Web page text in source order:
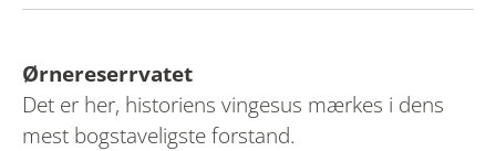
Ørnereserrvatet
Det er her, historiens vingesus mærkes i dens
mest bogstaveligste forstand.